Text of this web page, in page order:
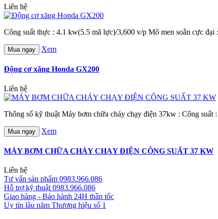
Liên hệ
Công suất thực : 4.1 kw(5.5 mã lực)/3,600 v/p Mô men soắn cực
Mua ngay Xem
Động cơ xăng Honda GX200
Liên hệ
Thông số kỹ thuật Máy bơm chữa cháy chạy điện 37kw : Công
Mua ngay Xem
MÁY BƠM CHỮA CHÁY CHẠY ĐIỆN CÔNG SUẤT 37 KW
Liên hệ
Tư vấn sản phẩm 0983.966.086
Hỗ trợ kỹ thuật 0983.966.086
Giao hàng - Bảo hành 24H thần tốc
Uy tín lâu năm Thương hiệu số 1